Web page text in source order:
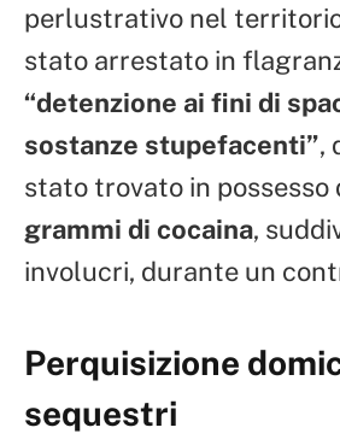
perlustrativo nel
stato arrestato in
“detenzione ai fini di
sostanze stupefacenti”,
stato trovato in possesso
grammi di cocaina,
involucri, durante un
Perquisizione
sequestri